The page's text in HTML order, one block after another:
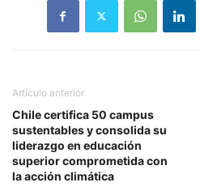
Artículo anterior
Chile certifica 50 campus
sustentables y consolida su
liderazgo en educación
superior comprometida con
la acción climática